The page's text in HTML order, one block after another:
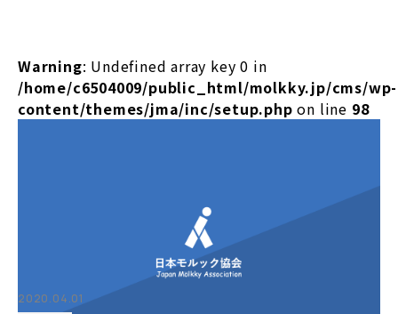
Warning: Undefined array key 0 in
/home/c6504009/public_html/molkky.jp/cms/wp-
content/themes/jma/inc/setup.php on line 98
2020.04.01